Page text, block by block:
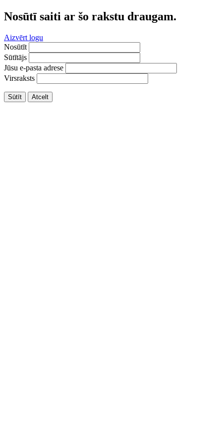
Nosūtī saiti ar šo rakstu draugam.
Aizvērt logu
Nosūtīt
Sūtītājs
Jūsu e-pasta adrese
Virsraksts
Sūtīt Atcelt